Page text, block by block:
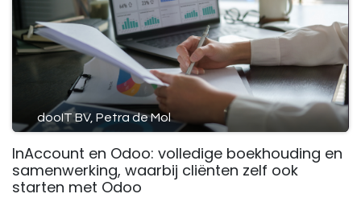
dooIT BV, Petra de Mol
InAccount en Odoo: volledige boekhouding en
samenwerking, waarbij cliënten zelf ook
starten met Odoo